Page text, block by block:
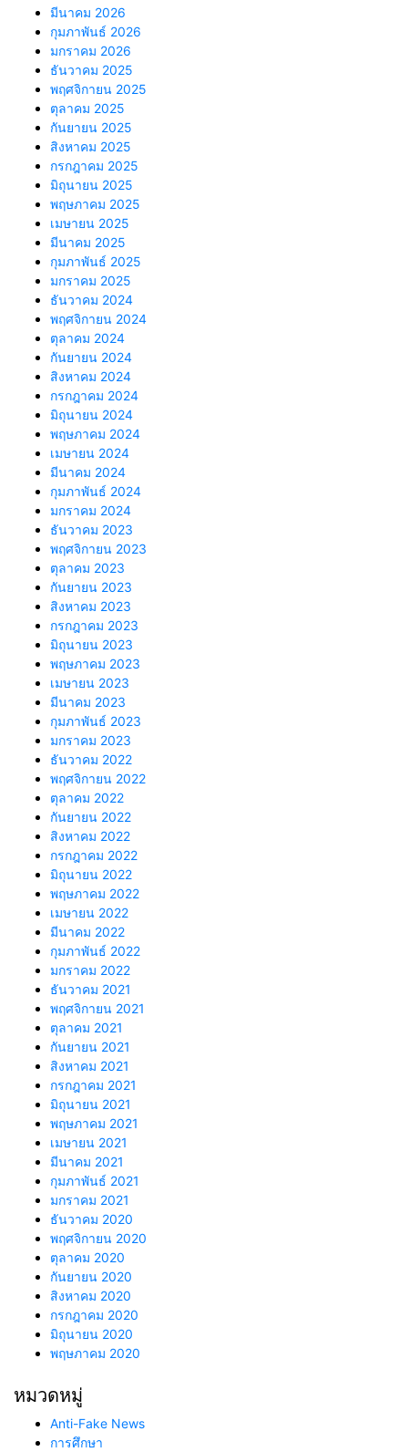
มีนาคม 2026
กุมภาพันธ์ 2026
มกราคม 2026
ธันวาคม 2025
พฤศจิกายน 2025
ตุลาคม 2025
กันยายน 2025
สิงหาคม 2025
กรกฎาคม 2025
มิถุนายน 2025
พฤษภาคม 2025
เมษายน 2025
มีนาคม 2025
กุมภาพันธ์ 2025
มกราคม 2025
ธันวาคม 2024
พฤศจิกายน 2024
ตุลาคม 2024
กันยายน 2024
สิงหาคม 2024
กรกฎาคม 2024
มิถุนายน 2024
พฤษภาคม 2024
เมษายน 2024
มีนาคม 2024
กุมภาพันธ์ 2024
มกราคม 2024
ธันวาคม 2023
พฤศจิกายน 2023
ตุลาคม 2023
กันยายน 2023
สิงหาคม 2023
กรกฎาคม 2023
มิถุนายน 2023
พฤษภาคม 2023
เมษายน 2023
มีนาคม 2023
กุมภาพันธ์ 2023
มกราคม 2023
ธันวาคม 2022
พฤศจิกายน 2022
ตุลาคม 2022
กันยายน 2022
สิงหาคม 2022
กรกฎาคม 2022
มิถุนายน 2022
พฤษภาคม 2022
เมษายน 2022
มีนาคม 2022
กุมภาพันธ์ 2022
มกราคม 2022
ธันวาคม 2021
พฤศจิกายน 2021
ตุลาคม 2021
กันยายน 2021
สิงหาคม 2021
กรกฎาคม 2021
มิถุนายน 2021
พฤษภาคม 2021
เมษายน 2021
มีนาคม 2021
กุมภาพันธ์ 2021
มกราคม 2021
ธันวาคม 2020
พฤศจิกายน 2020
ตุลาคม 2020
กันยายน 2020
สิงหาคม 2020
กรกฎาคม 2020
มิถุนายน 2020
พฤษภาคม 2020
หมวดหมู่
Anti-Fake News
การศึกษา